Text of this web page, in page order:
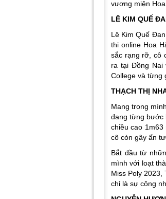
vương miện
LÊ KIM QUẾ
Lê Kim Quế
thi online Hoa
sắc rạng rỡ, cô
ra tại Đồng Nai
College và từng
THẠCH THỊ
Mang trong
đang từng bước
chiều cao
cô còn gây ấn
Bắt đầu từ
mình với loạt
Miss Poly 2023,
chỉ là sự công